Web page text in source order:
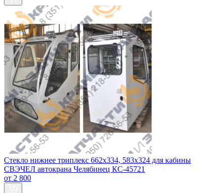
Стекло нижнее триплекс 662х334, 583х324 для кабины
СВЭЧЕЛ автокрана Челябинец КС-45721
от 2 800